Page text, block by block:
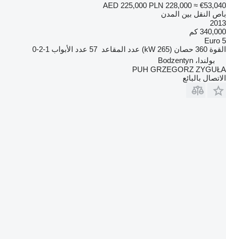
AED 225,000 PLN 228,000 ≈ €53,040
باص النقل بين المدن
2013
340,000 كم
Euro 5
القوة 360 حصان (265 kW) عدد المقاعد 57 عدد الأبواب 1-2-0
بولندا، Bodzentyn
PUH GRZEGORZ ZYGUŁA
الاتصال بالبائع